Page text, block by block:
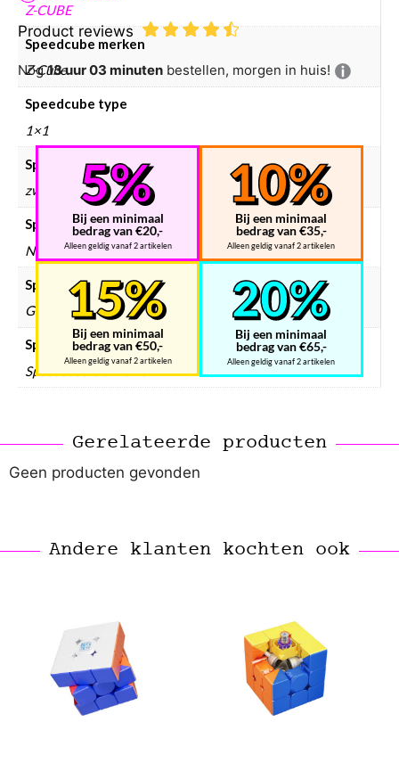
Z-CUBE
Speedcube merken
Z-Cube
Speedcube type
1×1
Speedcube kleur
zwart
Speedcube bundels
Nee
Speedcube magneten
Geen
Speedcube prijsklasse
Speedcube € 0 – € 10
Product reviews
Nog13 uur 03 minuten bestellen, morgen in huis!
Bij een minimaal
bedrag van €20,-
Alleen geldig vanaf 2 artikelen
Bij een minimaal
bedrag van €35,-
Alleen geldig vanaf 2 artikelen
Bij een minimaal
bedrag van €50,-
Alleen geldig vanaf 2 artikelen
Bij een minimaal
bedrag van €65,-
Alleen geldig vanaf 2 artikelen
Gerelateerde producten
Geen producten gevonden
Andere klanten kochten ook